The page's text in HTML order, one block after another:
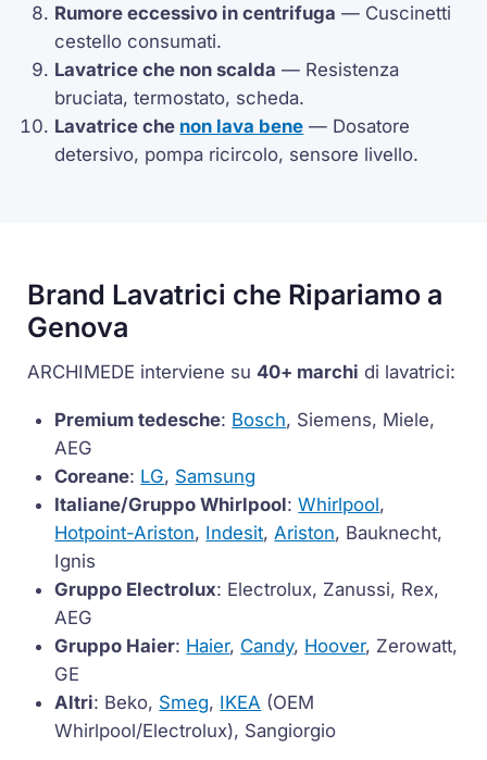
Rumore eccessivo in centrifuga — Cuscinetti
cestello consumati.
Lavatrice che non scalda — Resistenza
bruciata,termostato, scheda.
Lavatrice che non lava bene — Dosatore
detersivo, pompa ricircolo, sensore livello.
Brand Lavatrici che Ripariamo a
Genova
ARCHIMEDE interviene su40+ marchi di lavatrici:
Premium tedesche: Bosch, Siemens, Miele,
AEG
Coreane: LG, Samsung
Italiane/Gruppo Whirlpool:Whirlpool,
Hotpoint-Ariston, Indesit, Ariston, Bauknecht,
Ignis
Gruppo Electrolux: Electrolux, Zanussi, Rex,
AEG
Gruppo Haier: Haier, Candy, Hoover, Zerowatt,
GE
Altri: Beko, Smeg, IKEA (OEM
Whirlpool/Electrolux), Sangiorgio